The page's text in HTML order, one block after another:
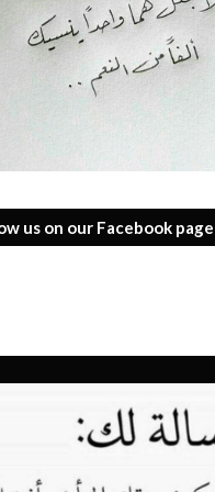
us on our Facebook page